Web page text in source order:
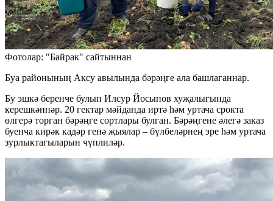
Фотолар: "Байрак" сайтыннан
Буа районының Аксу авылында бәрәңге ала башлаганнар.
Бу эшкә беренче булып Илсур Йосыпов хуҗалыгында
керешкәннәр. 20 гектар мәйданда иртә һәм уртача срокта
өлгерә торган бәрәңге сортлары булган. Бәрәңгене әлегә заказ
буенча кирәк кадәр генә җыялар – бүлбеләрнең эре һәм уртача
зурлыктагыларын чүплиләр.